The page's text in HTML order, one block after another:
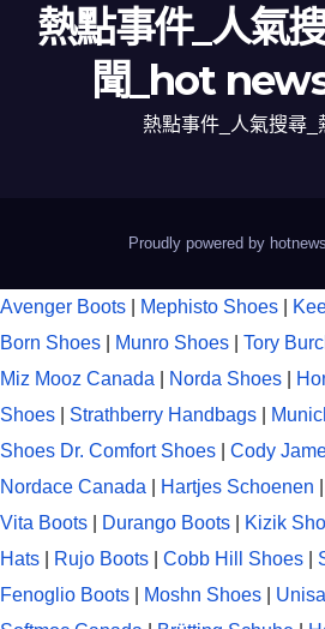
熱點事件_人氣
聞_hot
熱點事件_人氣搜尋_
Proudly powered by
Avenger Boots Mephisto Shoes
Born Shoes
Munro Shoes Tory
Miz Mooz Canada
Norda Shoes
Shoes
Strathberry Handbags
Shoes Dr. Comfort Shoes Cody
Nordace Canada
Hartjes Schoenen
Vita Boots
Durango Boots Kizik
Hats
Rujo Boots Cobb Hill Shoes
Fenoglio Boots
Moshn Shoes